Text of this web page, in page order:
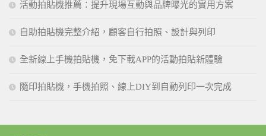
活動拍貼機推薦：提升現場互動與品牌曝光的實用方案
自助拍貼機完整介紹，顧客自行拍照、設計與列印
全新線上手機拍貼機，免下載APP的活動拍貼新體驗
隨印拍貼機，手機拍照、線上DIY到自動列印一次完成